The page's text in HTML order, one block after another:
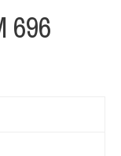
696